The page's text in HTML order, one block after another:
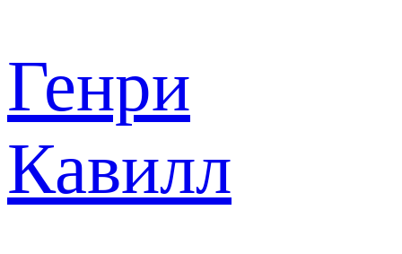
Генри
Кавилл